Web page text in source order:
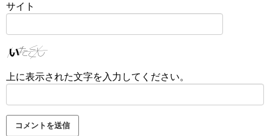
サイト
上に表示された文字を入力してください。